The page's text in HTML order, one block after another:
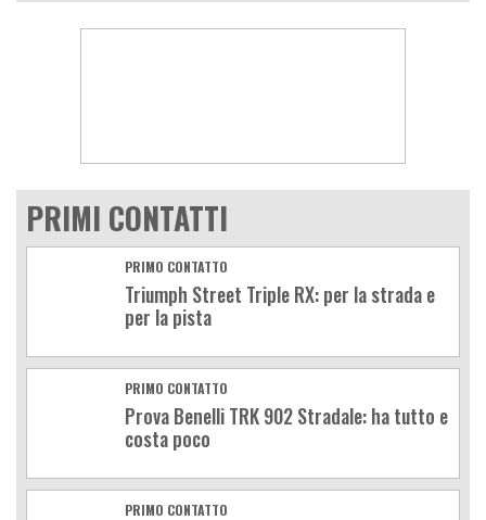
PRIMI CONTATTI
PRIMO CONTATTO
Triumph Street Triple RX: per la strada e
per la pista
PRIMO CONTATTO
Prova Benelli TRK 902 Stradale: ha tutto e
costa poco
PRIMO CONTATTO